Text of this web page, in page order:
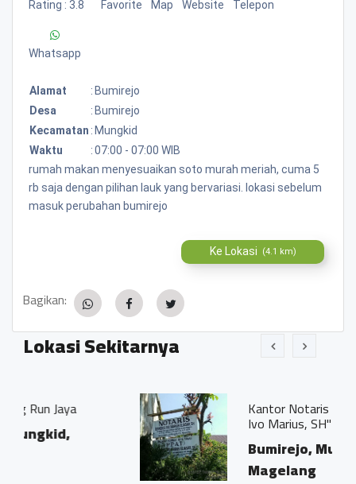
Rating : 3.8 Favorite Map Website Telepon
Whatsapp
Alamat : Bumirejo
Desa
: Bumirejo
Kecamatan : Mungkid
Waktu
:07:00 - 07:00 WIB
rumah makan menyesuaikan soto murah meriah, cuma 5
rb saja dengan pilihan lauk yang bervariasi. lokasi sebelum
masuk perubahan bumirejo
Ke Lokasi (4.1 km)
Bagikan:
Lokasi Sekitarnya
Kantor Notaris dan PPAT "Georgius
Ivo Marius, SH"
Bumirejo, Mungkid,
Magelang